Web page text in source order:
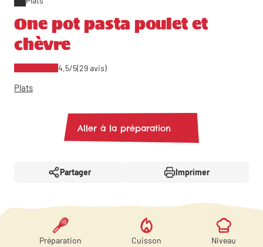
One pot pasta poulet et
chèvre
4,5/5(29 avis)
Plats
Aller à la préparation
Partager Imprimer
Préparation Cuisson Niveau